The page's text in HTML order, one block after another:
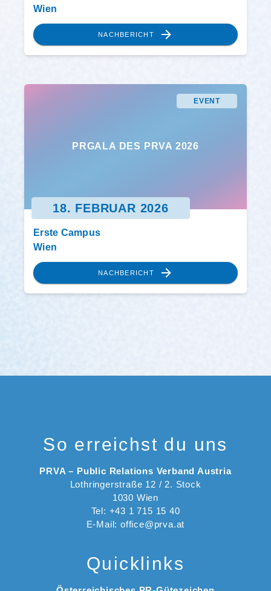
Wien
NACHBERICHT
EVENT
PRGALA DES PRVA 2026
18. FEBRUAR 2026
Erste Campus
Wien
NACHBERICHT
So erreichst du uns
PRVA – Public Relations Verband Austria
Lothringerstraße 12 / 2. Stock
1030 Wien
Tel: +43 1 715 15 40
E-Mail: office@prva.at
Quicklinks